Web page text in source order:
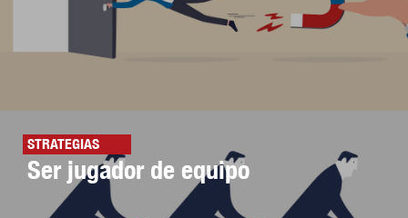
STRATEGIAS
Ser jugador de equipo